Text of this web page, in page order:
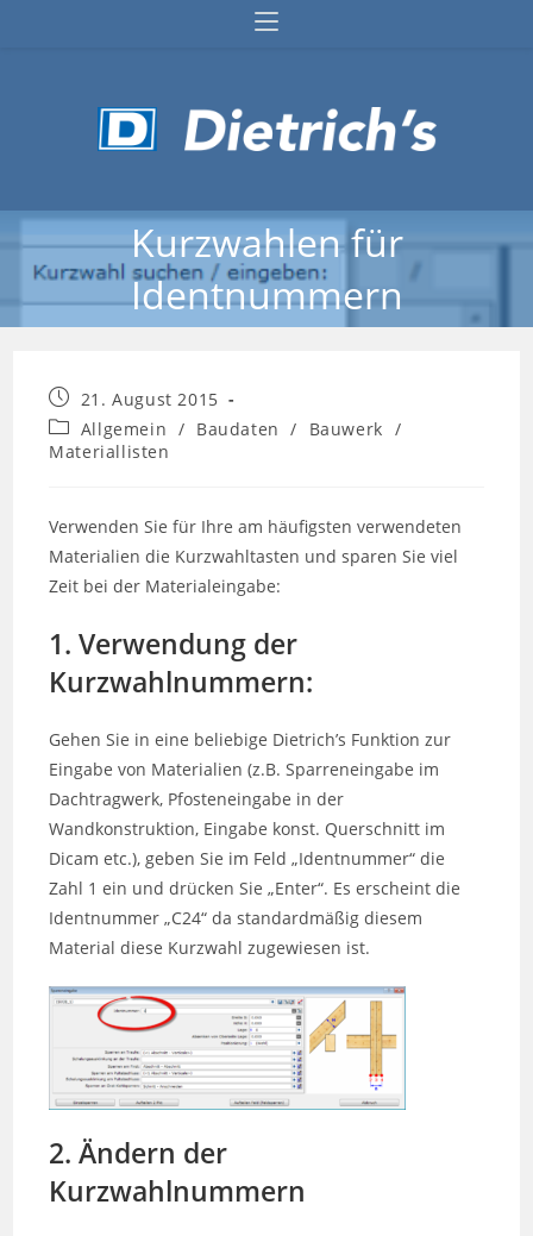
Kurzwahlen für
Identnummern
Beitrag
veröffentlicht:
21. August 2015
Beitrags-
Kategorie:
Allgemein / Baudaten / Bauwerk /
Materiallisten
Verwenden Sie für Ihre am häufigsten verwendeten
Materialien die Kurzwahltasten und sparen Sie viel
Zeit bei der Materialeingabe:
1. Verwendung der
Kurzwahlnummern:
Gehen Sie in eine beliebige Dietrich’s Funktion zur
Eingabe von Materialien (z.B. Sparreneingabe im
Dachtragwerk, Pfosteneingabe in der
Wandkonstruktion, Eingabe konst. Querschnitt im
Dicam etc.), geben Sie im Feld „Identnummer“ die
Zahl 1 ein und drücken Sie „Enter“. Es erscheint die
Identnummer „C24“ da standardmäßig diesem
Material diese Kurzwahl zugewiesen ist.
2. Ändern der
Kurzwahlnummern